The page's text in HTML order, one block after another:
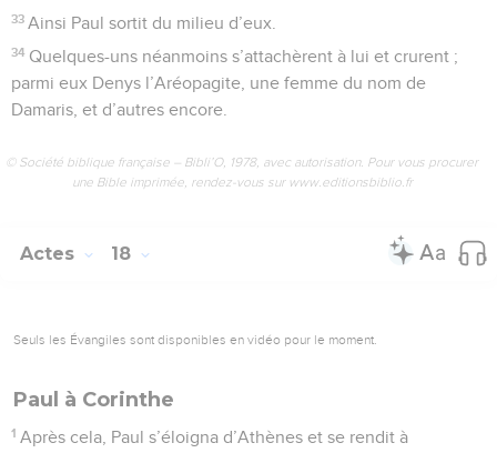
33 Ainsi Paul sortit du milieu d’eux.
34 Quelques-uns néanmoins s’attachèrent à lui et crurent ;
parmi eux Denys l’Aréopagite, une femme du nom de
Damaris, et d’autres encore.
© Société biblique française – Bibli’O, 1978, avec autorisation. Pour vous procurer
une Bible imprimée, rendez-vous sur www.editionsbiblio.fr
Actes 18
Seuls les Évangiles sont disponibles en vidéo pour le moment.
Paul à Corinthe
1 Après cela, Paul s’éloigna d’Athènes et se rendit à